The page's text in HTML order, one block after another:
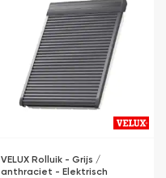
VELUX Rolluik - Grijs /
anthraciet - Elektrisch